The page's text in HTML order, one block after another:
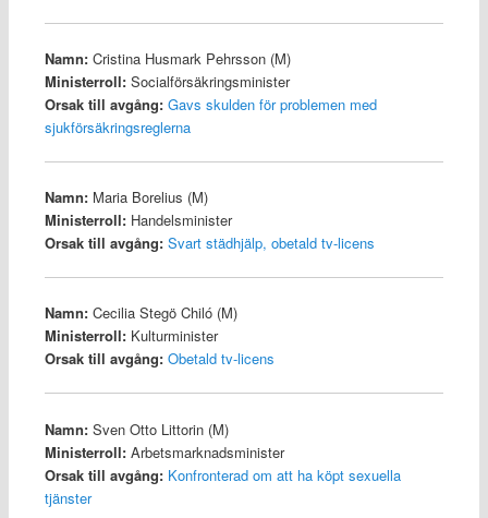
Namn:Cristina Husmark Pehrsson (M)
Ministerroll:Socialförsäkringsminister
Orsak till avgång: Gavs skulden för problemen med
sjukförsäkringsreglerna
Namn:Maria Borelius (M)
Ministerroll:Handelsminister
Orsak till avgång: Svart städhjälp, obetald tv-licens
Namn:Cecilia Stegö Chiló (M)
Ministerroll:Kulturminister
Orsak till avgång: Obetald tv-licens
Namn:Sven Otto Littorin (M)
Ministerroll:Arbetsmarknadsminister
Orsak till avgång: Konfronterad om att ha köpt sexuella
tjänster